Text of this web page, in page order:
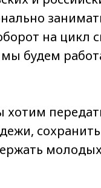
на цикл
будем